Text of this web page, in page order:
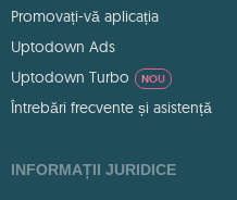
Promovați-vă aplicația
Uptodown Ads
Uptodown Turbo
NOU
Întrebări frecvente și asistență
INFORMAȚII JURIDICE